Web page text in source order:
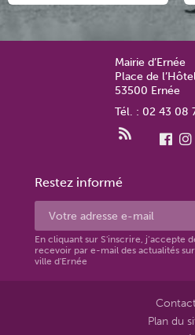
Mairie d’Ernée
Place de
53500 Ernée
Tél. : 02 43 08
Restez informé
En cliquant sur S'inscrire, j’accepte
recevoir par e-mail des actualités
ville d'Ernée
Contact
Plan du